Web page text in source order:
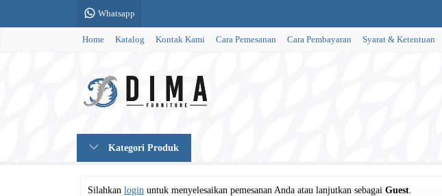
Whatsapp
Home Katalog Kontak Kami Cara Pemesanan Cara Pembayaran Syarat & Ketentuan
Kategori Produk
Silahkan login untuk menyelesaikan pemesanan Anda atau lanjutkan sebagai Guest.